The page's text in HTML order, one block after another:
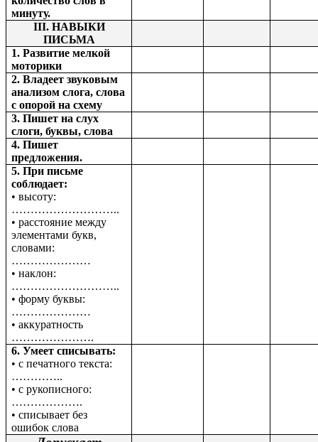
минуту.
III. НАВЫКИ
ПИСЬМА
1. Развитие мелкой
моторики
2. Владеет звуковым
анализом слога, слова
с опорой на схему
3. Пишет на слух
слоги, буквы, слова
4. Пишет
предложения.
5. При письме
соблюдает:
• высоту:
………………………..
• расстояние между
элементами букв,
словами:
…………………
• наклон:
………………………..
• форму буквы:
…………………
• аккуратность
………………….
6. Умеет списывать:
• с печатного текста:
…………..
• с рукописного:
……………….
• списывает без
ошибок слова